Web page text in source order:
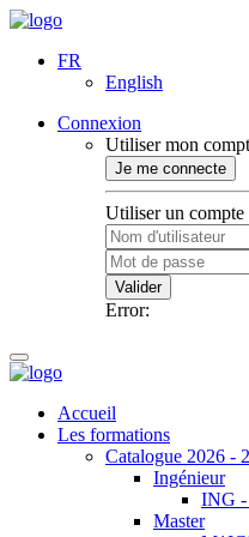
FR
English
Connexion
Utiliser mon
Je me connecte
Utiliser un
Valider
Error:
Accueil
Les formations
Catalogue 2026 -
Ingénieur
ING -
Master